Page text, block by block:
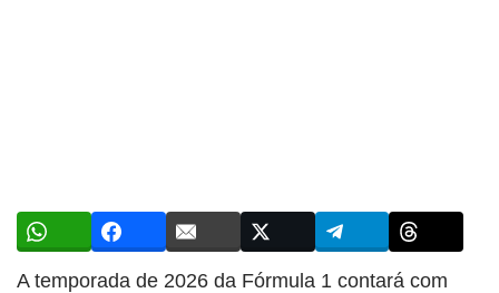
A temporada de 2026 da Fórmula 1 contará com